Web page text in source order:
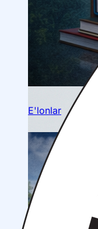
Ilmiy
Talabalar ilmiy
E'lonlar